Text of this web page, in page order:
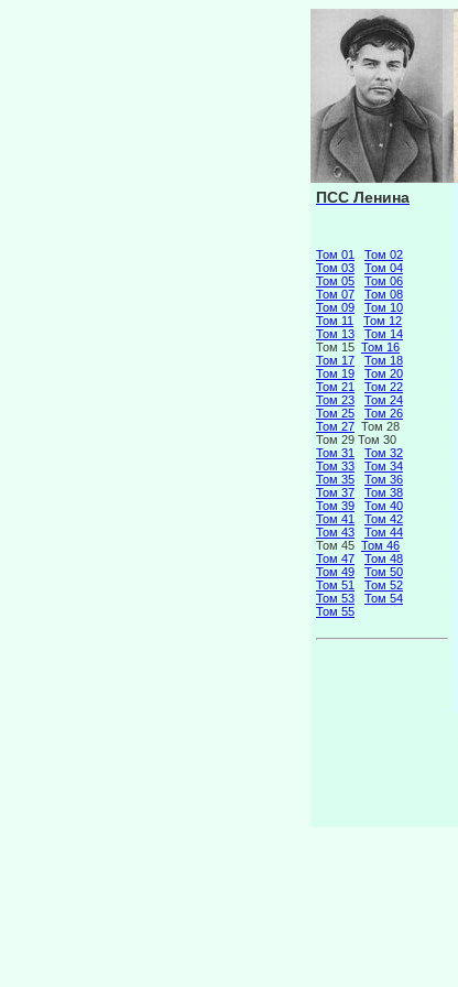
ПСС Ленина
Том 01
Том 02
Том 03
Том 04
Том 05
Том 06
Том 07
Том 08
Том 09
Том 10
Том 11
Том 12
Том 13
Том 14
Том 15 Том 16
Том 17
Том 18
Том 19
Том 20
Том 21
Том 22
Том 23
Том 24
Том 25
Том 26
Том 27 Том 28
Том 29 Том 30
Том 31
Том 32
Том 33
Том 34
Том 35
Том 36
Том 37
Том 38
Том 39
Том 40
Том 41
Том 42
Том 43
Том 44
Том 45 Том 46
Том 47
Том 48
Том 49
Том 50
Том 51
Том 52
Том 53
Том 54
Том 55